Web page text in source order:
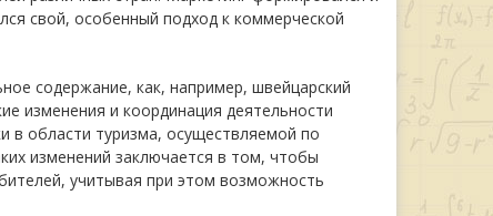
свой, особенный подход к коммерческой
содержание, как, например, швейцарский
изменения и координация деятельности
в области туризма, осуществляемой по
изменений заключается в том, чтобы
учитывая при этом возможность